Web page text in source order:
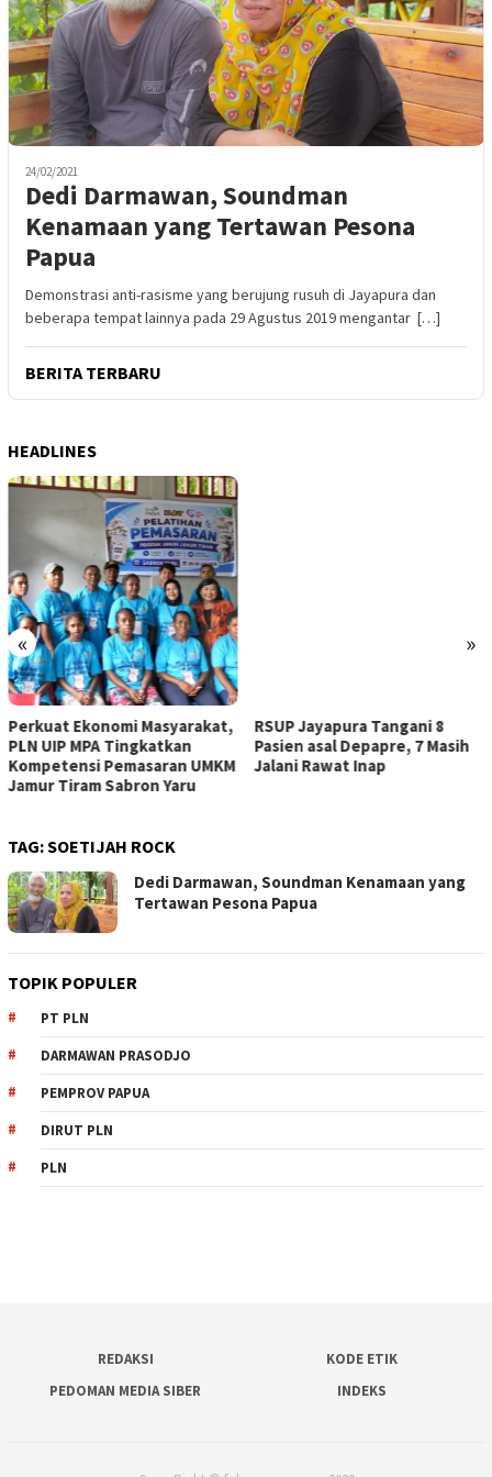
24/02/2021
Dedi Darmawan, Soundman
Kenamaan yang Tertawan Pesona
Papua
Demonstrasi anti-rasisme yang berujung rusuh di Jayapura dan
beberapa tempat lainnya pada 29 Agustus 2019 mengantar […]
BERITA TERBARU
HEADLINES
« »
Perkuat Ekonomi Masyarakat,
PLN UIP MPA Tingkatkan
Kompetensi Pemasaran UMKM
Jamur Tiram Sabron Yaru
RSUP Jayapura Tangani 8
Pasien asal Depapre, 7 Masih
Jalani Rawat Inap
TAG:SOETIJAH ROCK
Dedi Darmawan, Soundman Kenamaan yang
Tertawan Pesona Papua
TOPIK POPULER
PT PLN
DARMAWAN PRASODJO
PEMPROV PAPUA
DIRUT PLN
PLN
REDAKSI
KODE ETIK
PEDOMAN MEDIA SIBER
INDEKS